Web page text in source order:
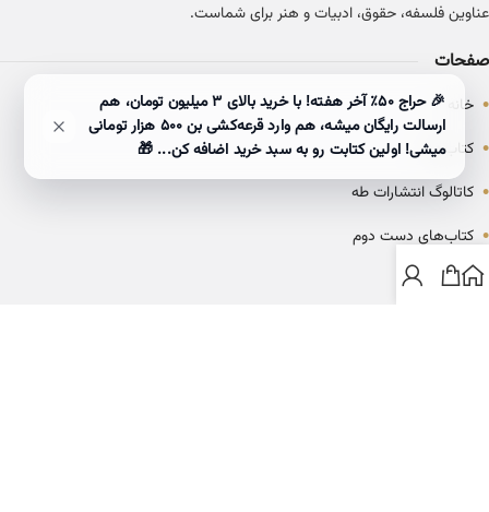
عناوین فلسفه، حقوق، ادبیات و هنر برای شماست.
صفحات
• خانه
• کتاب‌ها
• کاتالوگ انتشارات طه
• کتاب‌های دست دوم
• بلاگ
🎉 حراج ۵۰٪ آخر هفته! با خرید بالای 3 میلیون تومان، هم
ارسالت رایگان میشه، هم وارد قرعه‌کشی بن ۵۰۰ هزار تومانی
میشی! اولین کتابت رو به سبد خرید اضافه کن... 🎁